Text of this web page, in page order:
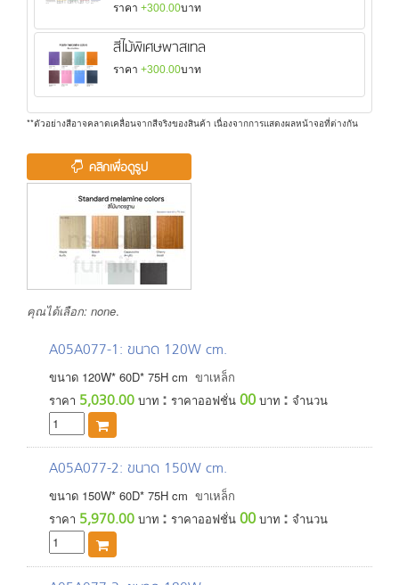
ราคา+300.00บาท
สีไม้พิเศษพาสเทล
ราคา+300.00บาท
**ตัวอย่างสีอาจคลาดเคลื่อนจากสีจริงของสินค้า เนื่องจากการแสดงผลหน้าจอที่ต่างกัน
คลิกเพื่อดูรูป
คุณได้เลือก: none.
A05A077-1: ขนาด 120W cm.
ขนาด 120W* 60D* 75H cm ขาเหล็ก
ราคา 5,030.00 บาท : ราคาออฟชั่น 00 บาท : จำนวน
A05A077-2: ขนาด 150W cm.
ขนาด 150W* 60D* 75H cm ขาเหล็ก
ราคา 5,970.00 บาท : ราคาออฟชั่น 00 บาท : จำนวน